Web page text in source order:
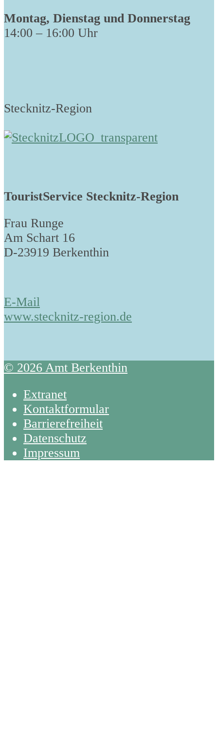
Montag, Dienstag und Donnerstag
14:00 – 16:00 Uhr
Stecknitz-Region
TouristService Stecknitz-Region
Frau Runge
Am Schart 16
D-23919 Berkenthin
E-Mail
www.stecknitz-region.de
© 2026 Amt Berkenthin
Extranet
Kontaktformular
Barrierefreiheit
Datenschutz
Impressum